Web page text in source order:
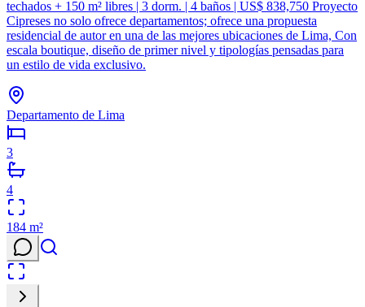
techados + 150 m² libres | 3 dorm. | 4 baños | US$ 838,750 Proyecto
Cipreses no solo ofrece departamentos; ofrece una propuesta
residencial de autor en una de las mejores ubicaciones de Lima, Con
escala boutique, diseño de primer nivel y tipologías pensadas para
un estilo de vida exclusivo.
Departamento de Lima
3
4
184 m²